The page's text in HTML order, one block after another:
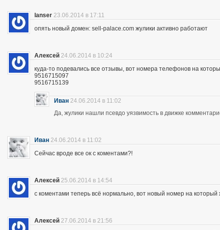
lanser 23.06.2014 в 17:11
опять новый домен: sell-palace.com жулики активно работают
Алексей 24.06.2014 в 10:24
куда-то подевались все отзывы, вот номера телефонов на
9516715097
9516715139
Иван 24.06.2014 в 11:02
Да, жулики нашли псевдо уязвимость в движке
Иван 24.06.2014 в 11:02
Сейчас вроде все ок с коментами?!
Алексей 25.06.2014 в 14:54
с коментами теперь всё нормально, вот новый номер на
Алексей 27.06.2014 в 21:56